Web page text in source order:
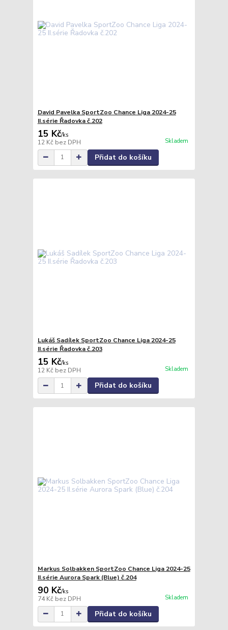
David Pavelka SportZoo Chance Liga 2024-25
II.série Řadovka č.202
15 Kč/ks
12 Kč bez DPH Skladem
Přidat do košíku
Lukáš Sadílek SportZoo Chance Liga 2024-25
II.série Řadovka č.203
15 Kč/ks
12 Kč bez DPH Skladem
Přidat do košíku
Markus Solbakken SportZoo Chance Liga 2024-25
II.série Aurora Spark (Blue) č.204
90 Kč/ks
74 Kč bez DPH Skladem
Přidat do košíku